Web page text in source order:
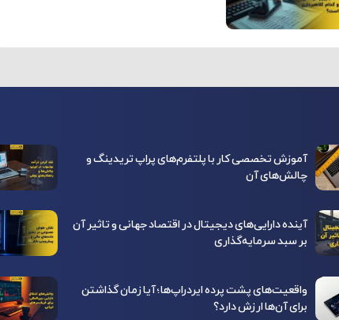
آموزش تخصصی کار با پلتفرم‌های پراپ تریدینگ و
چالش‌های آن
آینده دارایی‌های دیجیتال در اقتصاد جهانی و تاثیر آن
بر سبد سرمایه‌گذاری
واقعیت‌های پشت پرده ایردراپ‌ها؛ آیا زمان گذاشتن
برای آن‌ها ارزش دارد؟